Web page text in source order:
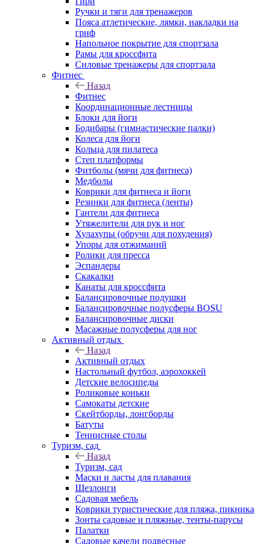
Ручки и тяги для тренажеров
Пояса атлетические, лямки, накладки на
гриф
Напольное покрытие для спортзала
Рамы для кроссфита
Силовые тренажеры для спортзала
Фитнес
Назад
Фитнес
Координационные лестницы
Блоки для йоги
Бодибары (гимнастические палки)
Колеса для йоги
Кольца для пилатеса
Степ платформы
Фитболы (мячи для фитнеса)
Медболы
Коврики для фитнеса и йоги
Резинки для фитнеса (ленты)
Гантели для фитнеса
Утяжелители для рук и ног
Хулахупы (обручи для похудения)
Упоры для отжиманий
Ролики для пресса
Эспандеры
Скакалки
Канаты для кроссфита
Балансировочные подушки
Балансировочные полусферы BOSU
Балансировочные диски
Масажные полусферы для ног
Активный отдых
Назад
Активный отдых
Настольный футбол, аэрохоккей
Детские велосипеды
Роликовые коньки
Самокаты детские
Скейтборды, лонгборды
Батуты
Теннисные столы
Туризм, сад
Назад
Туризм, сад
Маски и ласты для плавания
Шезлонги
Садовая мебель
Коврики туристические для пляжа, пикника
Зонты садовые и пляжные, тенты-парусы
Палатки
Садовые качели подвесные